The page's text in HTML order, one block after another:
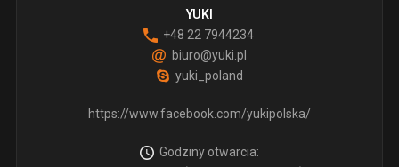
YUKI
+48 22 7944234
biuro@yuki.pl
yuki_poland
https://www.facebook.com/yukipolska/
Godziny otwarcia: